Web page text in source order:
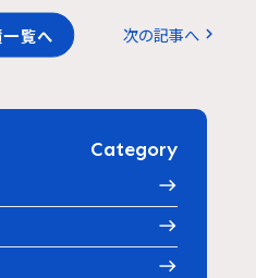
Category
次の記事へ chevron_right
覧へ